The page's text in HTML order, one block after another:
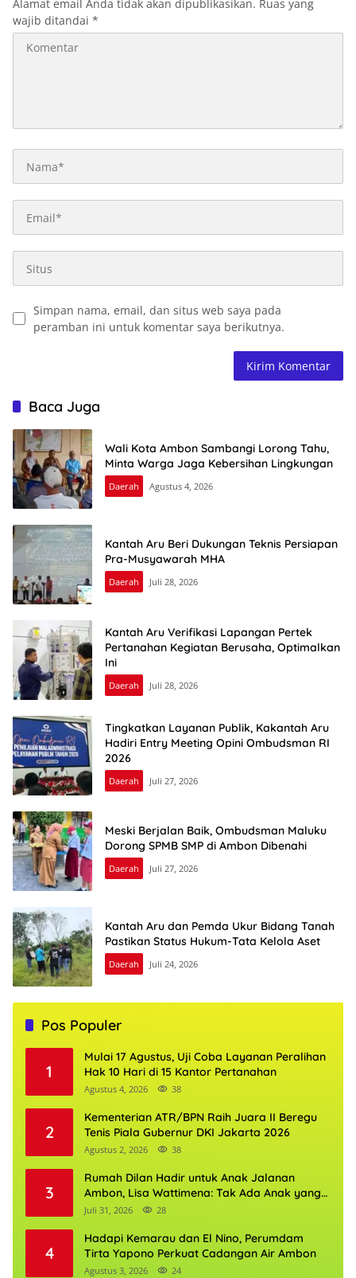
Alamat email Anda tidak akan dipublikasikan. Ruas yang
wajib ditandai *
Simpan nama, email, dan situs web saya pada
peramban ini untuk komentar saya berikutnya.
Baca Juga
Wali Kota Ambon Sambangi Lorong Tahu,
Minta Warga Jaga Kebersihan Lingkungan
Daerah Agustus 4, 2026
Kantah Aru Beri Dukungan Teknis Persiapan
Pra-Musyawarah MHA
Daerah Juli 28, 2026
Kantah Aru Verifikasi Lapangan Pertek
Pertanahan Kegiatan Berusaha, Optimalkan
Ini
Daerah Juli 28, 2026
Tingkatkan Layanan Publik, Kakantah Aru
Hadiri Entry Meeting Opini Ombudsman RI
2026
Daerah Juli 27, 2026
Meski Berjalan Baik, Ombudsman Maluku
Dorong SPMB SMP di Ambon Dibenahi
Daerah Juli 27, 2026
Kantah Aru dan Pemda Ukur Bidang Tanah
Pastikan Status Hukum-Tata Kelola Aset
Daerah Juli 24, 2026
Pos Populer
1
Mulai 17 Agustus, Uji Coba Layanan Peralihan
Hak 10 Hari di 15 Kantor Pertanahan
Agustus 4, 2026 38
2
Kementerian ATR/BPN Raih Juara II Beregu
Tenis Piala Gubernur DKI Jakarta 2026
Agustus 2, 2026 38
3
Rumah Dilan Hadir untuk Anak Jalanan
Ambon, Lisa Wattimena: Tak Ada Anak yang
Boleh Kehilangan Masa Depannya
Juli 31, 2026 28
4
Hadapi Kemarau dan El Nino, Perumdam
Tirta Yapono Perkuat Cadangan Air Ambon
Agustus 3, 2026 24